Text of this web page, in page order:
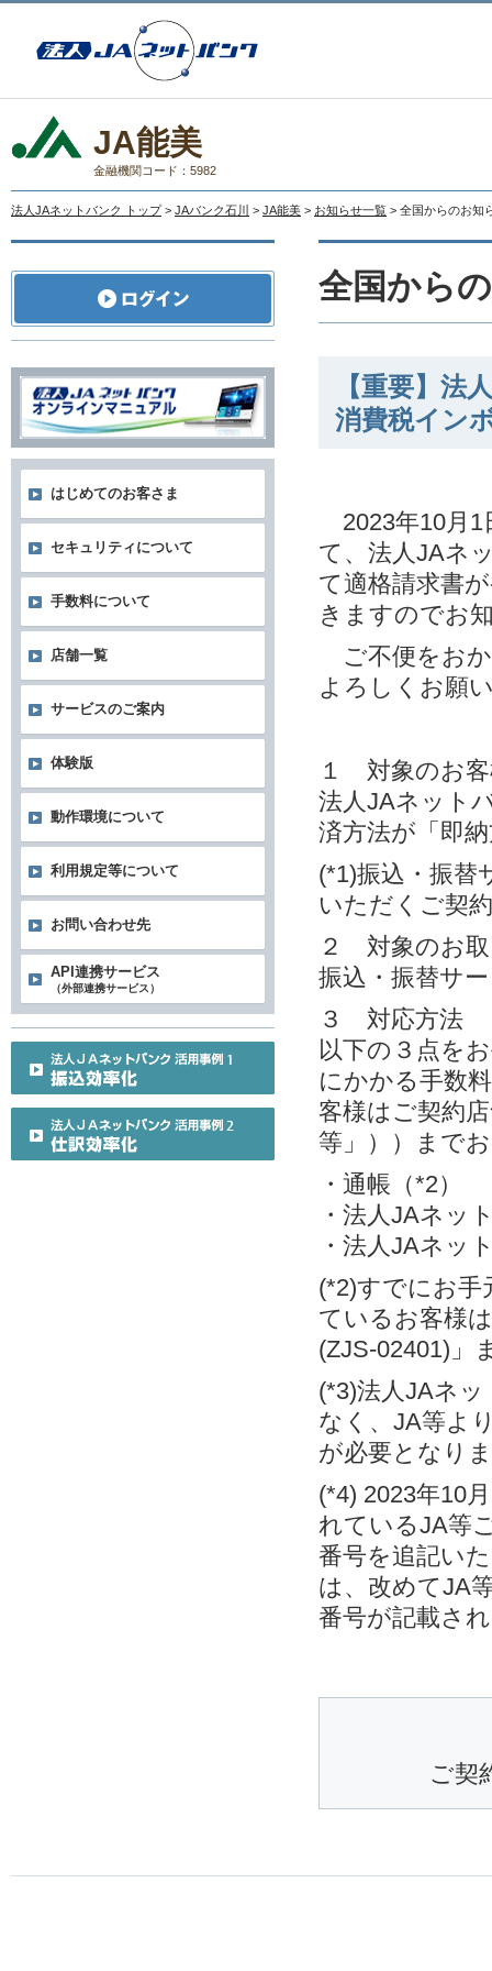
JA能美
金融機関コード：5982
法人JAネットバンク トップ > JAバンク石川 > JA能美 > お知らせ一覧 > 全国からのお知
全国から
【重要】法
消費税イン
2023年10月1
て、法人JAネ
て適格請求書
きますのでお
ご不便をお
よろしくお願
１ 対象のお
法人JAネット
済方法が「即
(*1)振込・振替
いただくご契
２ 対象のお
振込・振替サ
３ 対応方法
以下の３点を
にかかる手数
客様はご契約
等」））まで
・通帳（*2）
・法人JAネッ
・法人JAネッ
(*2)すでにお手
ているお客様
(ZJS-02401)」
(*3)法人JAネ
なく、JA等よ
が必要となり
(*4) 2023年10
れているJA等
番号を追記い
は、改めてJA
番号が記載さ
ご契
はじめてのお客さま
セキュリティについて
手数料について
店舗一覧
サービスのご案内
体験版
動作環境について
利用規定等について
お問い合わせ先
API連携サービス
（外部連携サービス）